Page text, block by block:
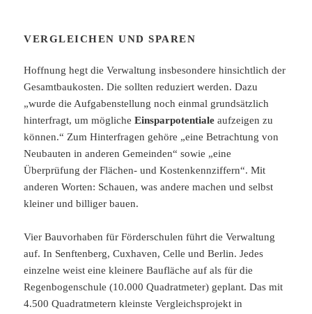
VERGLEICHEN UND SPAREN
Hoffnung hegt die Verwaltung insbesondere hinsichtlich der
Gesamtbaukosten. Die sollten reduziert werden. Dazu
„wurde die Aufgabenstellung noch einmal grundsätzlich
hinterfragt, um möglicheEinsparpotentialeaufzeigen zu
können.“ Zum Hinterfragen gehöre „eine Betrachtung von
Neubauten in anderen Gemeinden“ sowie „eine
Überprüfung der Flächen- und Kostenkennziffern“. Mit
anderen Worten: Schauen, was andere machen und selbst
kleiner und billiger bauen.
Vier Bauvorhaben für Förderschulen führt die Verwaltung
auf. In Senftenberg, Cuxhaven, Celle und Berlin. Jedes
einzelne weist eine kleinere Baufläche auf als für die
Regenbogenschule (10.000 Quadratmeter) geplant. Das mit
4.500 Quadratmetern kleinste Vergleichsprojekt in